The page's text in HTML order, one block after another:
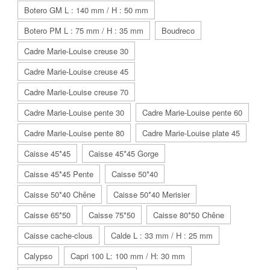
Botero GM L : 140 mm / H : 50 mm
Botero PM L : 75 mm / H : 35 mm
Boudreco
Cadre Marie-Louise creuse 30
Cadre Marie-Louise creuse 45
Cadre Marie-Louise creuse 70
Cadre Marie-Louise pente 30
Cadre Marie-Louise pente 60
Cadre Marie-Louise pente 80
Cadre Marie-Louise plate 45
Caisse 45*45
Caisse 45*45 Gorge
Caisse 45*45 Pente
Caisse 50*40
Caisse 50*40 Chêne
Caisse 50*40 Merisier
Caisse 65*50
Caisse 75*50
Caisse 80*50 Chêne
Caisse cache-clous
Calde L : 33 mm / H : 25 mm
Calypso
Capri 100 L: 100 mm / H: 30 mm